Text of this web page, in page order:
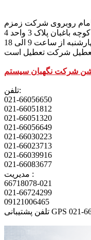
امام روبروی شرکت زمزم
کوچه باغبان پلاک 3 واحد 4
شرکت نگهبان سیستم
تلفن:
021-66056650
021-66051812
021-66051320
021-66056649
021-66030223
021-66023713
021-66039916
021-66083677
مدیریت :
66718078-021
021-66724299
09121006465